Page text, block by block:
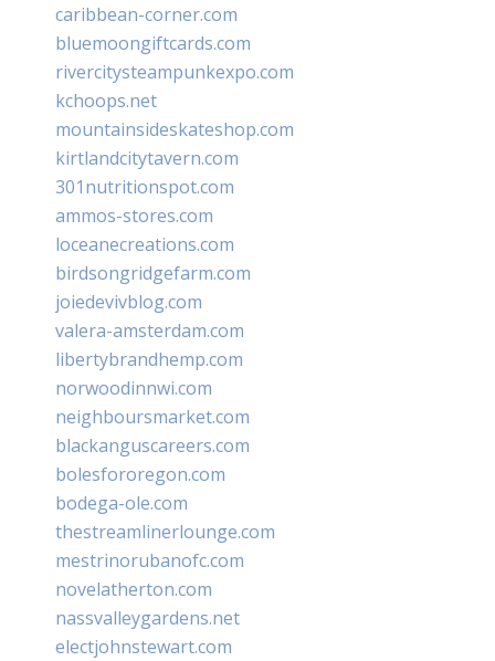
caribbean-corner.com
bluemoongiftcards.com
rivercitysteampunkexpo.com
kchoops.net
mountainsideskateshop.com
kirtlandcitytavern.com
301nutritionspot.com
ammos-stores.com
loceanecreations.com
birdsongridgefarm.com
joiedevivblog.com
valera-amsterdam.com
libertybrandhemp.com
norwoodinnwi.com
neighboursmarket.com
blackanguscareers.com
bolesfororegon.com
bodega-ole.com
thestreamlinerlounge.com
mestrinorubanofc.com
novelatherton.com
nassvalleygardens.net
electjohnstewart.com